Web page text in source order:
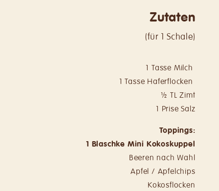
Zutaten
(für 1 Schale)
1 Tasse Milch
1 Tasse Haferflocken
½ TL Zimt
1 Prise Salz
Toppings:
1 Blaschke Mini Kokoskuppel
Beeren nach Wahl
Apfel / Apfelchips
Kokosflocken